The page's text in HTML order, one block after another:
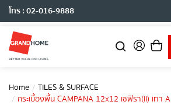
โทร : 02-016-9888
Home
TILES & SURFACE
กระเบื้องพื้น CAMPANA 12x12 เซฟิรา(II) เทา A